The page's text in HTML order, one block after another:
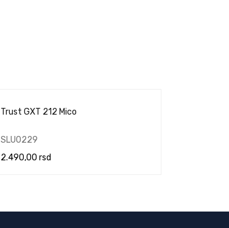
Trust GXT 212 Mico
SLU0229
2.490,00 rsd